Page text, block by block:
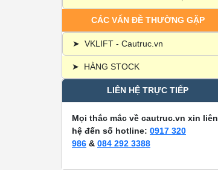
CÁC VẤN ĐỀ THƯỜNG GẶP
➤ VKLIFT - Cautruc.vn
➤ HÀNG STOCK
LIÊN HỆ TRỰC TIẾP
Mọi thắc mắc về cautruc.vn xin liên
hệ đến số hotline: 0917 320
986 & 084 292 3388